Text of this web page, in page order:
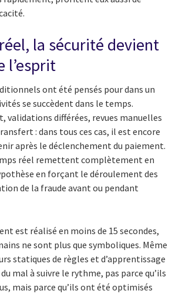
la sécurité devient
l’esprit
ont été pensés pour dans un
se succèdent dans le temps.
validations différées, revues manuelles
: dans tous ces cas, il est encore
après le déclenchement du paiement.
réel remettent complètement en
en forçant le déroulement des
de la fraude avant ou pendant
est réalisé en moins de 15 secondes,
ne sont plus que symboliques. Même
statiques de règles et d’apprentissage
mal à suivre le rythme, pas parce qu’ils
mais parce qu’ils ont été optimisés